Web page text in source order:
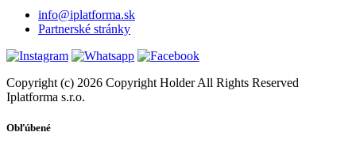
info@iplatforma.sk
Partnerské stránky
Copyright (c) 2026 Copyright Holder All Rights Reserved
Iplatforma s.r.o.
Obľúbené